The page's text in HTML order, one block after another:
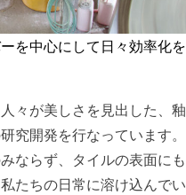
を中心にして日々効率化を
々が美しさを見出した、釉
究開発を行なっています。
ならず、タイルの表面にも
たちの日常に溶け込んでい